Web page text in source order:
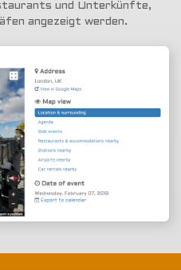
und Unterkünfte,
angezeigt werden.